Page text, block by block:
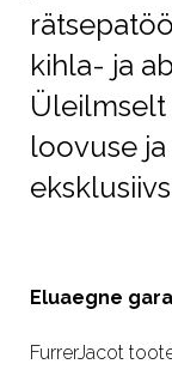
kihla- ja
loovuse
Eluaegne
FurrerJacot